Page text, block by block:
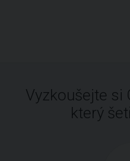
Vyzkoušejte si
který